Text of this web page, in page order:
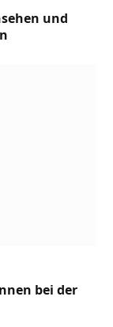
und
bei der